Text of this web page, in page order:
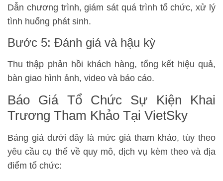
Dẫn chương trình, giám sát quá trình tổ chức, xử lý
tình huống phát sinh.
Bước 5: Đánh giá và hậu kỳ
Thu thập phản hồi khách hàng, tổng kết hiệu quả,
bàn giao hình ảnh, video và báo cáo.
Báo Giá Tổ Chức Sự Kiện Khai
Trương Tham Khảo Tại VietSky
Bảng giá dưới đây là mức giá tham khảo, tùy theo
yêu cầu cụ thể về quy mô, dịch vụ kèm theo và địa
điểm tổ chức: